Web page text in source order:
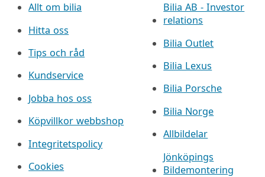
Allt om bilia
Hitta oss
Tips och råd
Kundservice
Jobba hos oss
Köpvillkor webbshop
Integritetspolicy
Cookies
Bilia AB - Investor
relations
Bilia Outlet
Bilia Lexus
Bilia Porsche
Bilia Norge
Allbildelar
Jönköpings
Bildemontering